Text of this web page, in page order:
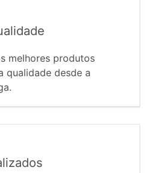
melhores produtos
qualidade desde a